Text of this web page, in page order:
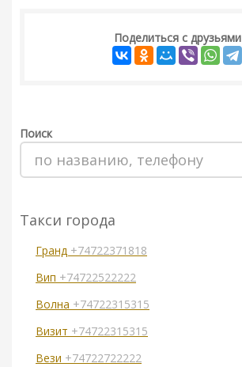
Поделиться с друзьями
Поиск
Такси города
Гранд +74722371818
Вип +74722522222
Волна +74722315315
Визит +74722315315
Вези +74722722222